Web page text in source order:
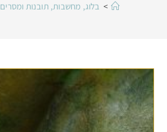
> בלוג, מחשבות, תובנות ומסרים